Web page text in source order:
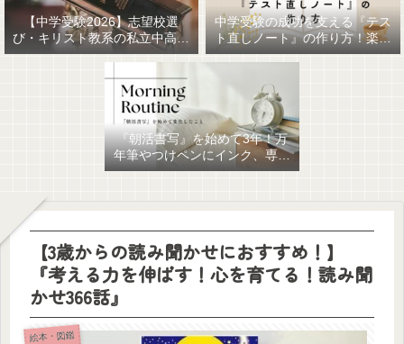
【中学受験2026】志望校選
び・キリスト教系の私立中高一
貫女子校を調べてみました
中学受験の成功を支える『テス
ト直しノート』の作り方！楽に
作るための最強おすすめ文房具
『朝活書写』を始めて3年！万
年筆やつけペンにインク、専用
ノート、毎日が充実していま
【3歳からの読み聞かせにおすすめ！】
『考える力を伸ばす！心を育てる！読み聞
かせ366話』
絵本・図鑑